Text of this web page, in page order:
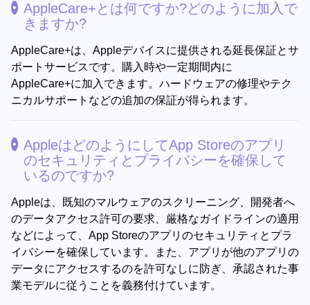
AppleCare+とは何ですか?どのように加入で
きますか?
AppleCare+は、Appleデバイスに提供される延長保証とサ
ポートサービスです。購入時や一定期間内に
AppleCare+に加入できます。ハードウェアの修理やテク
ニカルサポートなどの追加の保証が得られます。
AppleはどのようにしてApp Storeのアプリ
のセキュリティとプライバシーを確保して
いるのですか?
Appleは、既知のマルウェアのスクリーニング、開発者へ
のデータアクセス許可の要求、厳格なガイドラインの適用
などによって、App Storeのアプリのセキュリティとプラ
イバシーを確保しています。また、アプリが他のアプリの
データにアクセスするのを許可なしに防ぎ、承認された事
業モデルに従うことを義務付けています。